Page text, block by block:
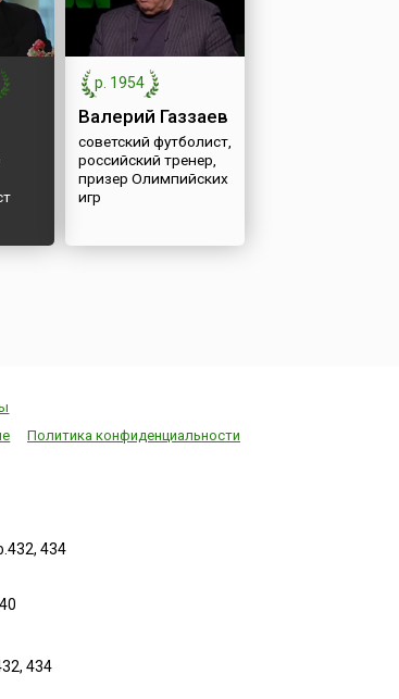
р. 1954
Валерий Газзаев
советский футболист,
российский тренер,
призер Олимпийских
игр
Политика конфиденциальности
434
434